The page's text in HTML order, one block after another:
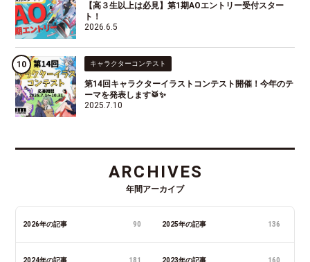
【高３生以上は必見】第1期AOエントリー受付スター
ト！
2026.6.5
キャラクターコンテスト
第14回キャラクターイラストコンテスト開催！今年のテ
ーマを発表します🥁✨
2025.7.10
ARCHIVES
年間アーカイブ
2026年の記事 90 2025年の記事 136
2024年の記事 181 2023年の記事 160